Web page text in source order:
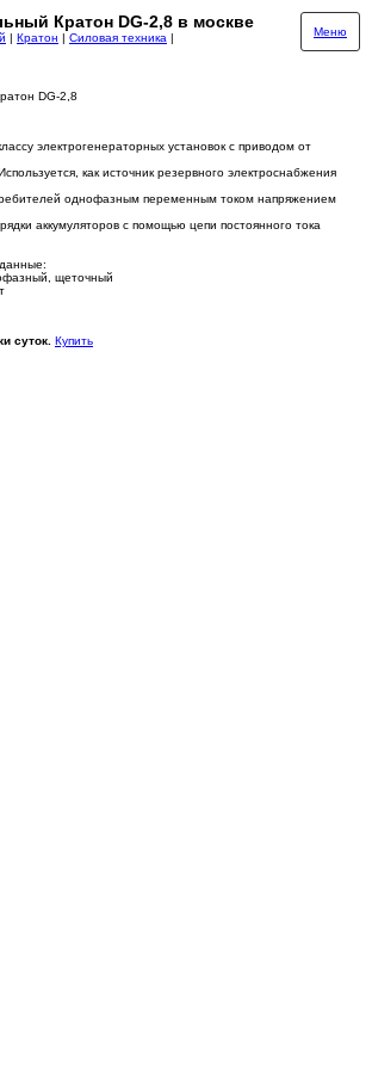
Кратон DG-2,8 в москве
Меню
| Кратон | Силовая техника |
DG-2,8
электрогенераторных установок с приводом от
как источник резервного электроснабжения
однофазным переменным током напряжением
аккумуляторов с помощью цепи постоянного тока
щеточный
суток. Купить